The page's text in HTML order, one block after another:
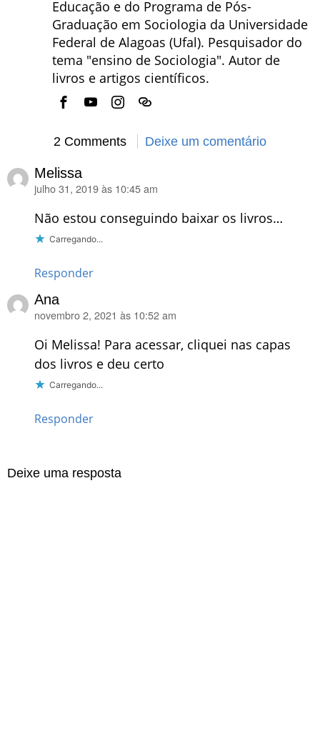
Educação e do Programa de Pós-
Graduação em Sociologia da Universidade
Federal de Alagoas (Ufal). Pesquisador do
tema "ensino de Sociologia". Autor de
livros e artigos científicos.
2 Comments Deixe um comentário
Melissa
disse:
julho 31, 2019 às 10:45 am
Não estou conseguindo baixar os livros…
Carregando...
Responder
Ana
disse:
novembro 2, 2021 às 10:52 am
Oi Melissa! Para acessar, cliquei nas capas
dos livros e deu certo
Carregando...
Responder
Deixe uma resposta